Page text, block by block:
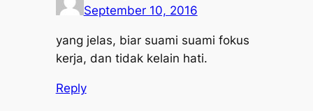
September 10, 2016
yang jelas, biar suami suami fokus
kerja, dan tidak kelain hati.
Reply